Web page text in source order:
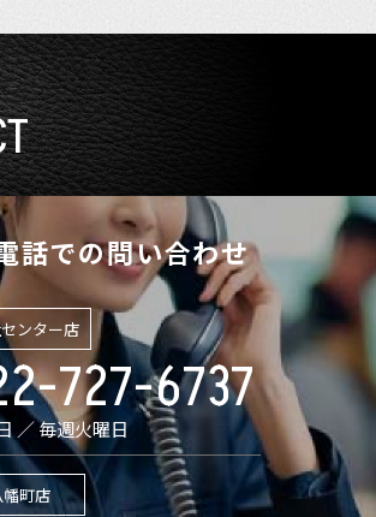
話での問い合わせ
ンター店
727-6737
／ 毎週火曜日
幡町店